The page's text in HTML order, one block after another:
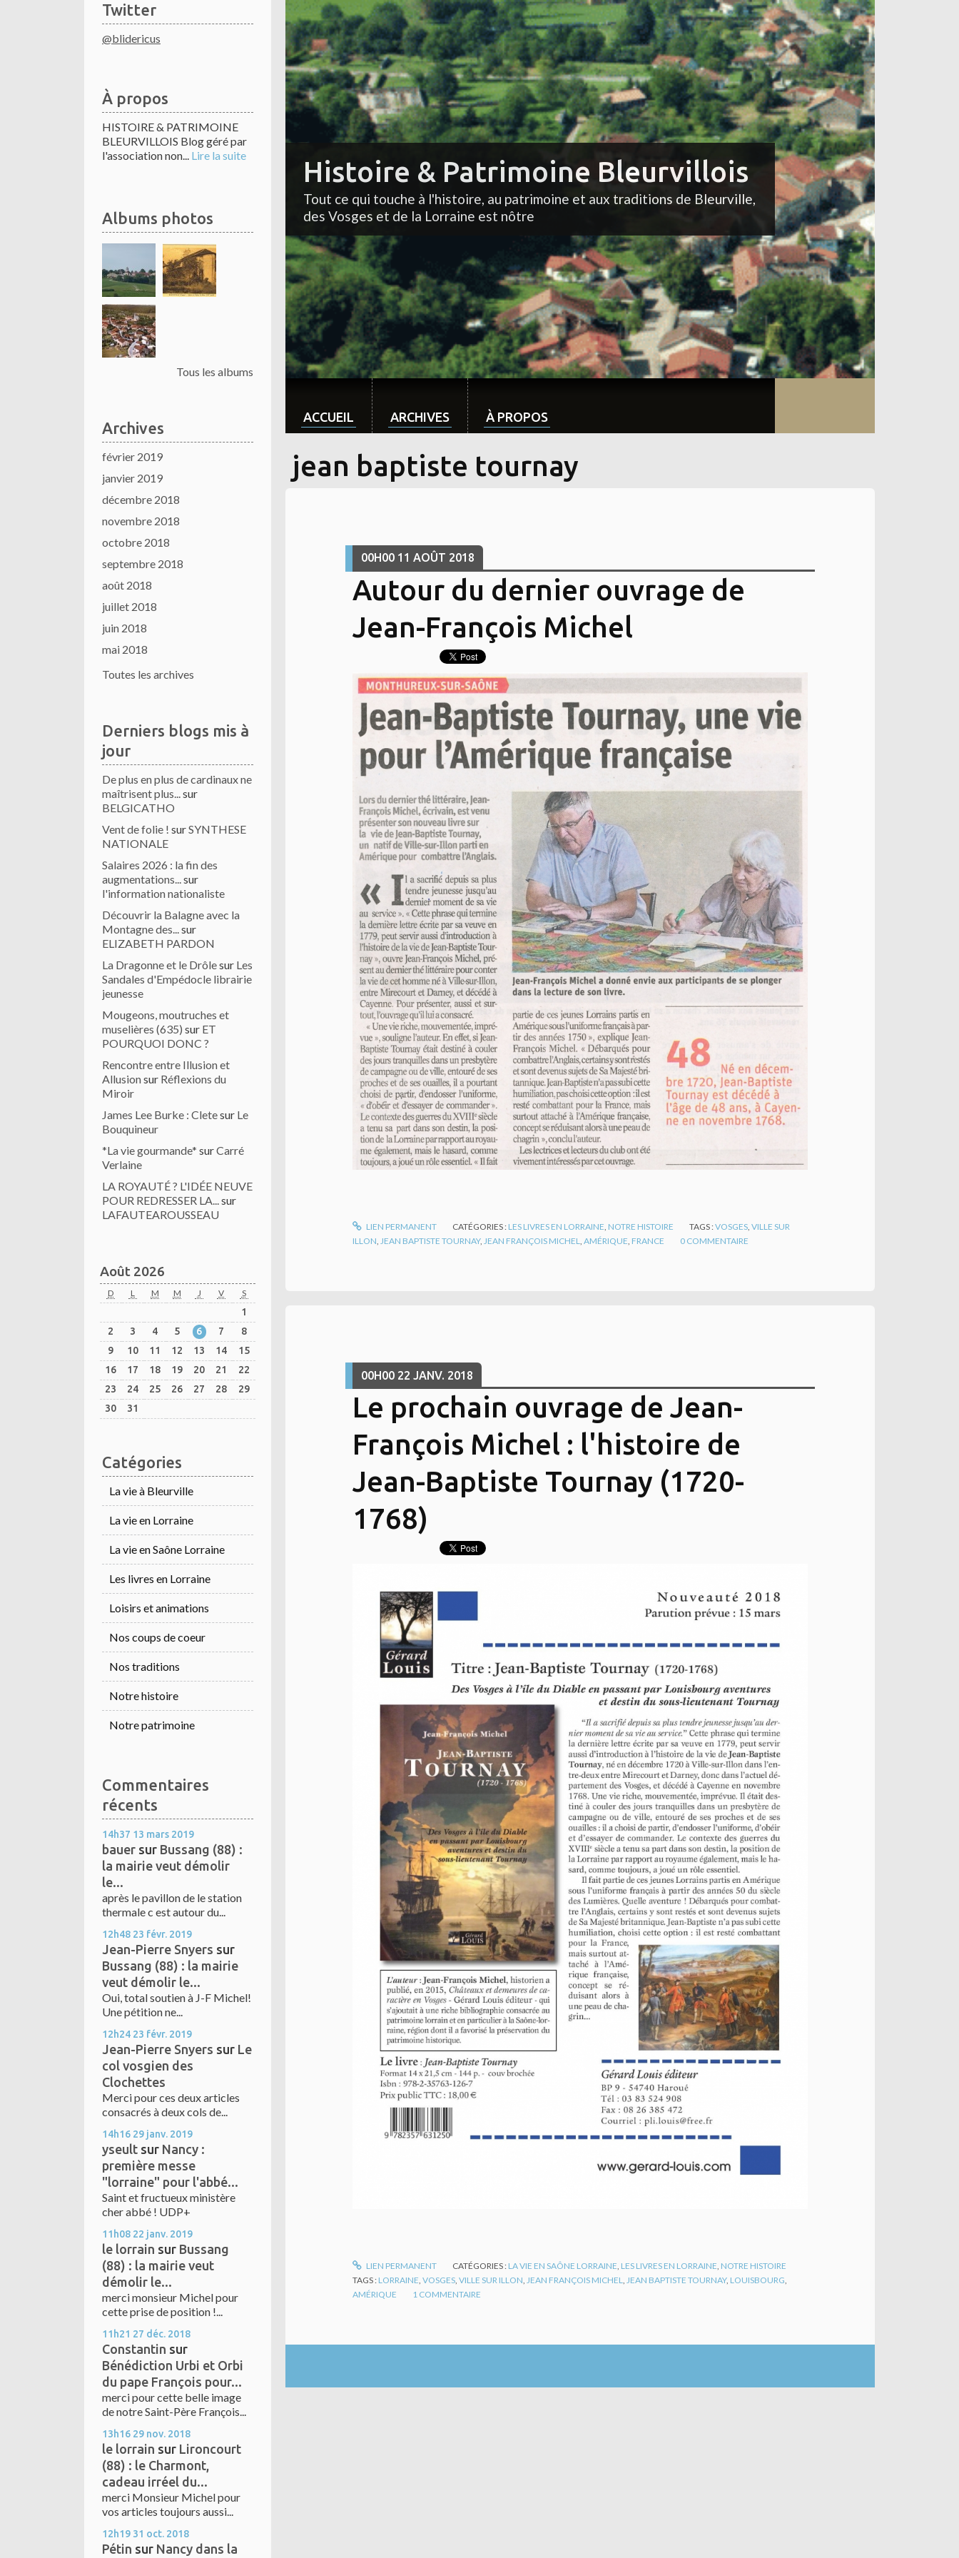
Twitter
@blidericus
À propos
HISTOIRE & PATRIMOINE
BLEURVILLOIS Blog géré par
l'association non... Lire la suite
Albums photos
Tous les albums
Archives
février 2019
janvier 2019
décembre 2018
novembre 2018
octobre 2018
septembre 2018
août 2018
juillet 2018
juin 2018
mai 2018
Toutes les archives
Derniers blogs mis à
jour
De plus en plus de cardinaux ne
maîtrisent plus...sur
BELGICATHO
Vent de folie ! surSYNTHESE
NATIONALE
Salaires 2026 : la fin des
augmentations...sur
l'information nationaliste
Découvrir la Balagne avec la
Montagne des...sur
ELIZABETH PARDON
La Dragonne et le Drôlesur Les
Sandales d'Empédocle librairie
jeunesse
Mougeons, moutruches et
muselières (635) sur ET
POURQUOI DONC ?
Rencontre entre Illusion et
Allusionsur Réflexions du
Miroir
James Lee Burke : Cletesur Le
Bouquineur
*La vie gourmande* surCarré
Verlaine
LA ROYAUTÉ ? L'IDÉE NEUVE
POUR REDRESSER LA...sur
LAFAUTEAROUSSEAU
Août 2026
D L M M J V S
1
2
3 4 5 6 7
8
9
10 11 12 13 14
15
16
17 18 19 20 21
22
23
24 25 26 27 28
29
30
31
Catégories
La vie à Bleurville
La vie en Lorraine
La vie en Saône Lorraine
Les livres en Lorraine
Loisirs et animations
Nos coups de coeur
Nos traditions
Notre histoire
Notre patrimoine
Commentaires
récents
14h37 13 mars 2019
bauer sur Bussang (88) :
la mairie veut démolir
le...
après le pavillon de le station
thermale c est autour du...
12h48 23 févr. 2019
Jean-Pierre Snyers sur
Bussang (88) : la mairie
veut démolir le...
Oui, total soutien à J-F Michel!
Une pétition ne...
12h24 23 févr. 2019
Jean-Pierre Snyers sur Le
col vosgien des
Clochettes
Merci pour ces deux articles
consacrés à deux cols de...
14h16 29 janv. 2019
yseult sur Nancy :
première messe
"lorraine" pour l'abbé...
Saint et fructueux ministère
cher abbé ! UDP+
11h08 22 janv. 2019
le lorrain sur Bussang
(88) : la mairie veut
démolir le...
merci monsieur Michel pour
cette prise de position !...
11h21 27 déc. 2018
Constantin sur
Bénédiction Urbi et Orbi
du pape François pour...
merci pour cette belle image
de notre Saint-Père François...
13h16 29 nov. 2018
le lorrain sur Lironcourt
(88) : le Charmont,
cadeau irréel du...
merci Monsieur Michel pour
vos articles toujours aussi...
12h19 31 oct. 2018
Pétin sur Nancy dans la
Histoire & Patrimoine Bleurvillois
Tout ce qui touche à l'histoire, au patrimoine et aux traditions de Bleurville,
des Vosges et de la Lorraine est nôtre
ACCUEIL ARCHIVES À PROPOS
jean baptiste tournay
00H00 11 AOÛT 2018
Autour du dernier ouvrage de
Jean-François Michel
LIEN PERMANENT CATÉGORIES : LES LIVRES EN LORRAINE, NOTRE HISTOIRE TAGS :VOSGES,VILLE SUR
ILLON, JEAN BAPTISTE TOURNAY, JEAN FRANÇOIS MICHEL, AMÉRIQUE, FRANCE 0 COMMENTAIRE
00H00 22 JANV. 2018
Le prochain ouvrage de Jean-
François Michel : l'histoire de
Jean-Baptiste Tournay (1720-
1768)
LIEN PERMANENT CATÉGORIES : LA VIE EN SAÔNE LORRAINE LES LIVRES EN LORRAINE NOTRE HISTOIRE
TAGS : LORRAINE VOSGES VILLE SUR ILLON JEAN FRANÇOIS MICHEL JEAN BAPTISTE TOURNAY, LOUISBOURG
AMÉRIQUE
1 COMMENTAIRE